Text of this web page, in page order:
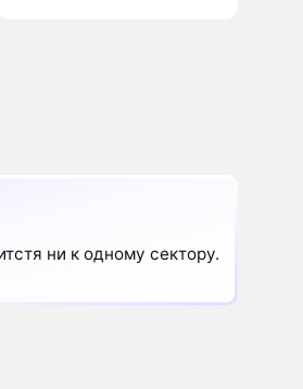
ни к одному сектору.